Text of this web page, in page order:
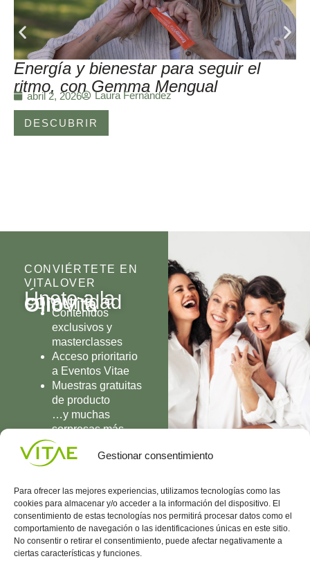
Gestionar consentimiento
Para ofrecer las mejores experiencias, utilizamos tecnologías como las
cookies para almacenar y/o acceder a la información del dispositivo. El
consentimiento de estas tecnologías nos permitirá procesar datos como el
comportamiento de navegación o las identificaciones únicas en este sitio.
No consentir o retirar el consentimiento, puede afectar negativamente a
ciertas características y funciones.
Energía y bienestar para seguir el
ritmo, con Gemma Mengual
abril 2, 2026 Laura Fernández
DESCUBRIR
CONVIÉRTETE EN
VITALOVER
Únete a la
comunidad
OlioVita
Contenidos
exclusivos y
masterclasses
Acceso prioritario
a Eventos Vitae
Muestras gratuitas
de producto
…y muchas
sorpresas más
UNIRME
Conocenos
Vitae
Política
de
(+34)
935